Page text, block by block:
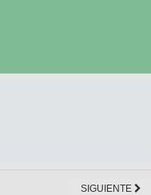
SIGUIENTE